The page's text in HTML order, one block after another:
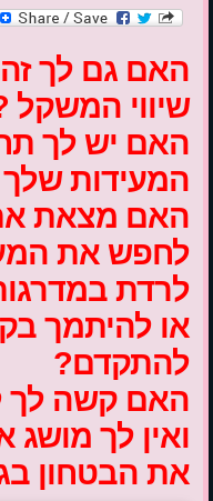
האם גם לך
שיווי המשקל
האם יש לך
המעידות
האם מצאת
לחפש את
לרדת
או להיתמך
להתקדם?
האם קשה לך
ואין לך מושג
את הבטחון